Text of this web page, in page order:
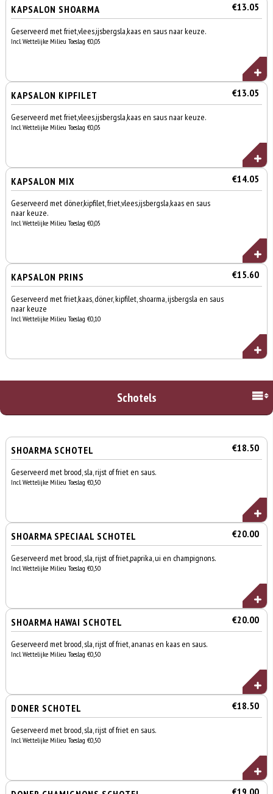
KAPSALON SHOARMA €13.05
Geserveerd met friet,vlees,ijsbergsla,kaas en saus naar keuze.
Incl. Wettelijke Milieu Toeslag €0,05
KAPSALON KIPFILET €13.05
Geserveerd met friet,vlees,ijsbergsla,kaas en saus naar keuze.
Incl. Wettelijke Milieu Toeslag €0,05
KAPSALON MIX €14.05
Geserveerd met döner,kipfilet, friet,vlees,ijsbergsla,kaas en saus
naar keuze.
Incl. Wettelijke Milieu Toeslag €0,05
KAPSALON PRINS €15.60
Geserveerd met friet,kaas, döner, kipfilet, shoarma, ijsbergsla en saus
naar keuze
Incl. Wettelijke Milieu Toeslag €0,10
Schotels
SHOARMA SCHOTEL €18.50
Geserveerd met brood, sla, rijst of friet en saus.
Incl. Wettelijke Milieu Toeslag €0,50
SHOARMA SPECIAAL SCHOTEL €20.00
Geserveerd met brood, sla, rijst of friet,paprika, ui en champignons.
Incl. Wettelijke Milieu Toeslag €0,50
SHOARMA HAWAI SCHOTEL €20.00
Geserveerd met brood, sla, rijst of friet, ananas en kaas en saus.
Incl. Wettelijke Milieu Toeslag €0,50
DONER SCHOTEL €18.50
Geserveerd met brood, sla, rijst of friet en saus.
Incl. Wettelijke Milieu Toeslag €0,50
€19.00